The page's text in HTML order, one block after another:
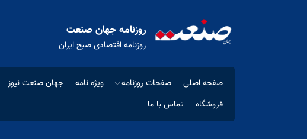
روزنامه جهان صنعت
روزنامه اقتصادی صبح ایران
صفحه اصلی صفحات روزنامه ویژه نامه جهان صنعت نیوز
فروشگاه
تماس با ما